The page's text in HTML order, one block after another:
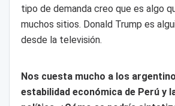
tipo de demanda creo que es algo
muchos sitios. Donald Trump es
desde la televisión.
Nos cuesta mucho a los
estabilidad económica de Perú y